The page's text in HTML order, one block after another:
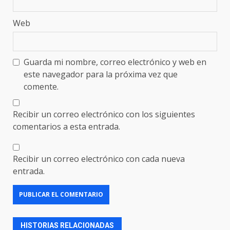
Web
Guarda mi nombre, correo electrónico y web en
este navegador para la próxima vez que
comente.
Recibir un correo electrónico con los siguientes
comentarios a esta entrada.
Recibir un correo electrónico con cada nueva
entrada.
HISTORIAS RELACIONADAS